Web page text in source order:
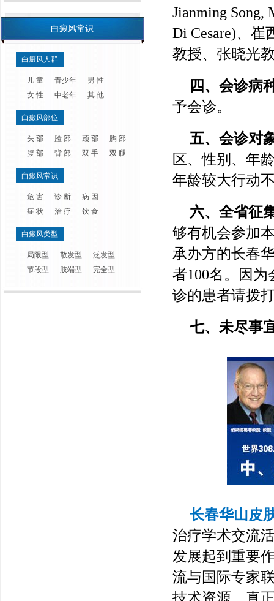
Jianming Song,
Di Cesare)、崔
教授、张晓光
四、会诊病
予会诊。
五、会诊对
区、性别、年
年龄较大行动
六、全省征
够有机会参加
承办方的长春
者100名。因
诊的患者请拨
七、未尽事
长春华山皮
治疗学术交流
发展起到重要
流与国际专家
技术资源，真
白癜风常识
白癜风人群
儿 童 青少年
男 性
女 性
中老年 其 他
白癜风部位
头 部 脸 部 颈 部
胸 部
腹 部
背 部 双 手 双 腿
白癜风常识
危 害 诊 断
病 因
症 状
治 疗 饮 食
白癜风类型
局限型 散发型
泛发型
节段型
肢端型 完全型